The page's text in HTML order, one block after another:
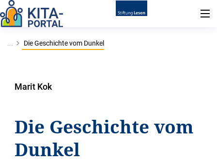
... Die Geschichte vom Dunkel
Marit Kok
Die Geschichte vom
Dunkel